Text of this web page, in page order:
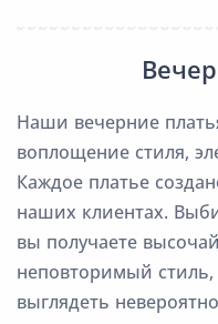
Наши вечерние
воплощение стиля,
Каждое платье
наших клиентах.
вы получаете
неповторимый
выглядеть